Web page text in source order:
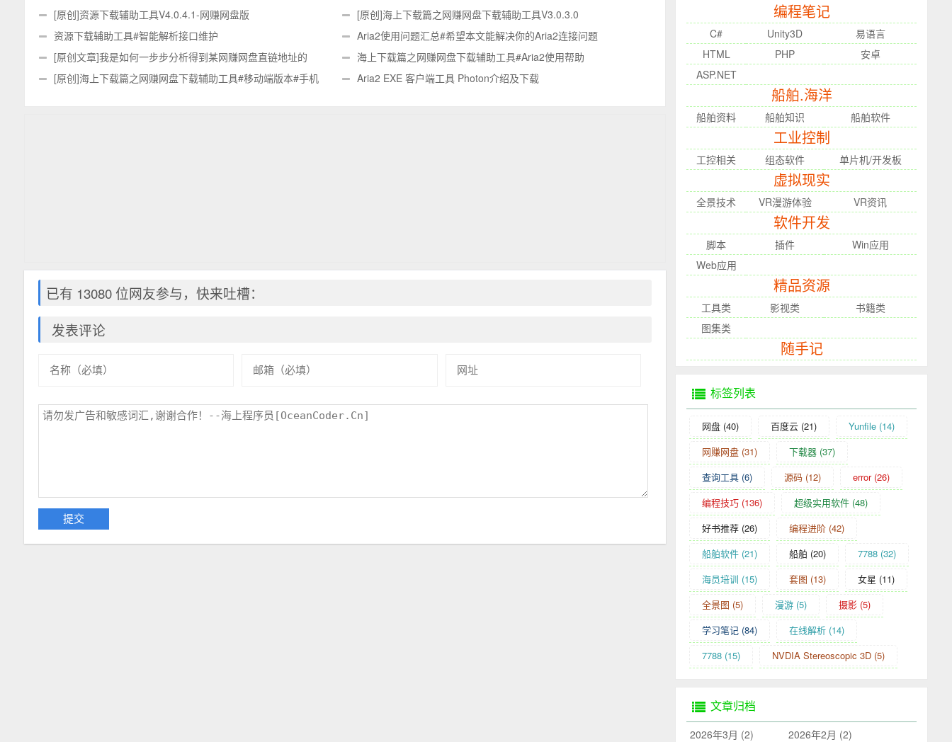
[原创]资源下载辅助工具V4.0.4.1-网赚网盘版
[原创]海上下载篇之网赚网盘下载辅助工具V3.0.3.0
资源下载辅助工具#智能解析接口维护
Aria2使用问题汇总#希望本文能解决你的Aria2连接问题
[原创文章]我是如何一步步分析得到某网赚网盘直链地址的
海上下载篇之网赚网盘下载辅助工具#Aria2使用帮助
[原创]海上下载篇之网赚网盘下载辅助工具#移动端版本#手机
Aria2 EXE 客户端工具 Photon介绍及下载
已有 13080 位网友参与，快来吐槽：
发表评论
编程笔记
C# Unity3D
易语言
HTML
PHP
安卓
ASP.NET
船舶.海洋
船舶资料 船舶知识 船舶软件
工业控制
工控相关 组态软件 单片机/开发板
虚拟现实
全景技术 VR漫游体验 VR资讯
软件开发
脚本 插件
Win应用
Web应用
精品资源
工具类 影视类
书籍类
图集类
随手记
标签列表
网盘(40) 百度云(21) Yunfile(14)
网赚网盘(31) 下载器(37)
查询工具(6) 源码(12) error(26)
编程技巧(136) 超级实用软件(48)
好书推荐(26) 编程进阶(42)
船舶软件(21) 船舶 (20) 7788(32)
海员培训 (15) 套图 (13) 女星 (11)
全景图 (5) 漫游(5) 摄影(5)
学习笔记(84) 在线解析(14)
7788(15) NVDIA Stereoscopic 3D(5)
文章归档
2026年3月 (2)
2026年2月 (2)